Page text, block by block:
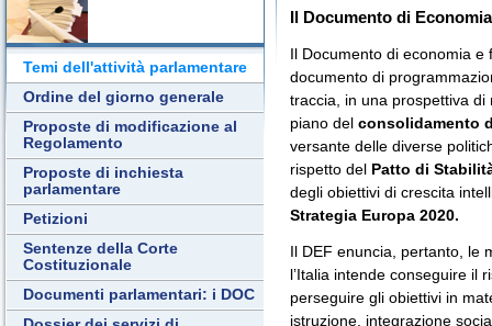
Temi dell'attività parlamentare
Ordine del giorno generale
Proposte di modificazione al
Regolamento
Proposte di inchiesta
parlamentare
Petizioni
Sentenze della Corte
Costituzionale
Documenti parlamentari: i DOC
Il Documento di
Il Documento di economia e
documento di
traccia, in una prospettiva
piano del consolidamento
versante delle diverse
rispetto del Patto di
degli obiettivi di crescita
Strategia Europa 2020.
Il DEF enuncia, pertanto, le
l’Italia intende conseguire il
perseguire gli obiettivi in
istruzione, integrazione